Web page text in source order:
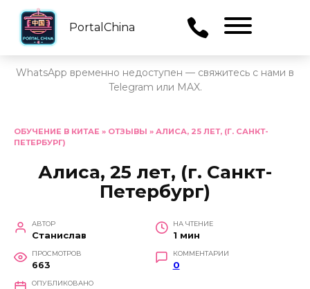
PortalChina
WhatsApp временно недоступен — свяжитесь с нами в
Telegram или MAX.
содержанию
ОБУЧЕНИЕ В КИТАЕ » ОТЗЫВЫ » АЛИСА, 25 ЛЕТ, (Г. САНКТ-
ПЕТЕРБУРГ)
Алиса, 25 лет, (г. Санкт-
Петербург)
АВТОР
Станислав
НА ЧТЕНИЕ
1 мин
ПРОСМОТРОВ
663
КОММЕНТАРИИ
0
ОПУБЛИКОВАНО